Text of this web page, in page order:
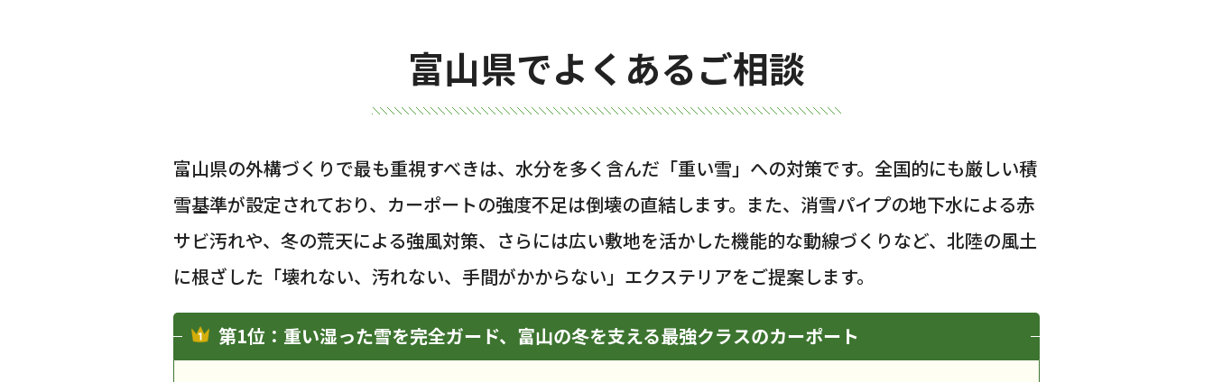
富山県でよくあるご相談
富山県の外構づくりで最も重視すべきは、水分を多く含んだ「重い雪」への対策です。全国的にも厳しい積
雪基準が設定されており、カーポートの強度不足は倒壊の直結します。また、消雪パイプの地下水による赤
サビ汚れや、冬の荒天による強風対策、さらには広い敷地を活かした機能的な動線づくりなど、北陸の風土
に根ざした「壊れない、汚れない、手間がかからない」エクステリアをご提案します。
第1位：重い湿った雪を完全ガード、富山の冬を支える最強クラスのカーポート